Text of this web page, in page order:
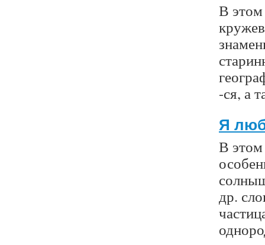
В этом
-ся, а
Я
В этом
др.